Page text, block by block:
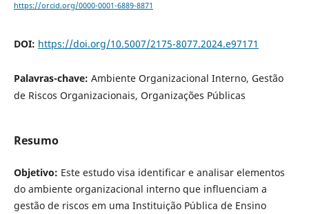
https://orcid.org/0000-0001-6889-8871
DOI: https://doi.org/10.5007/2175-8077.2024.e97171
Palavras-chave: Ambiente Organizacional Interno, Gestão
de Riscos Organizacionais, Organizações Públicas
Resumo
Objetivo: Este estudo visa identificar e analisar elementos
do ambiente organizacional interno que influenciam a
gestão de riscos em uma Instituição Pública de Ensino